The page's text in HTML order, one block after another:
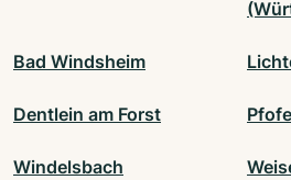
Bad Windsheim
Dentlein am Forst
Windelsbach